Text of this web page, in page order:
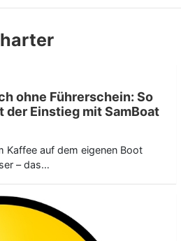
ohne Führerschein: So
Einstieg mit SamBoat
Kaffee auf dem eigenen Boot
– das…